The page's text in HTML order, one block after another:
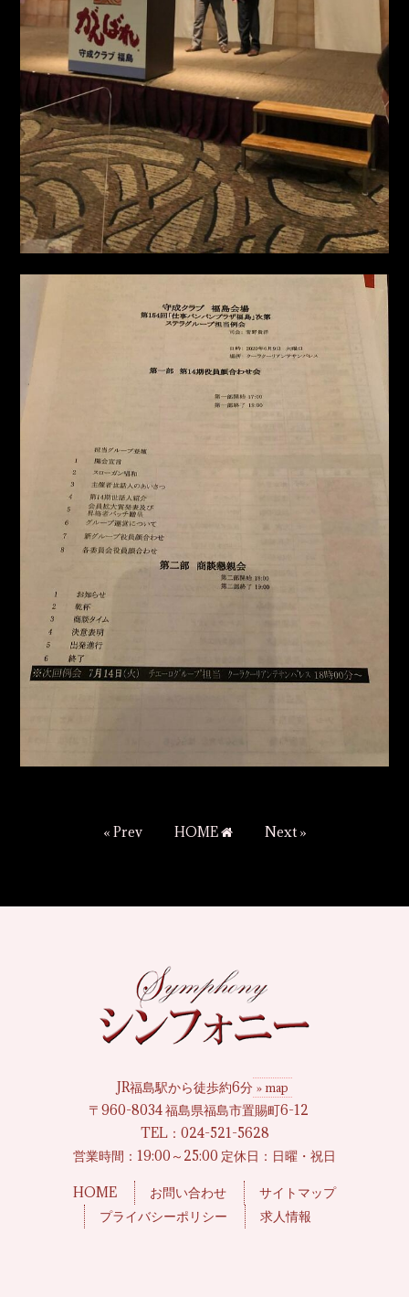
« Prev HOME Next »
JR福島駅から徒歩約6分 » map
〒960-8034 福島県福島市置賜町6-12
TEL： 024-521-5628
営業時間：19:00～25:00 定休日：日曜・祝日
HOME お問い合わせ
サイトマップ
プライバシーポリシー
求人情報